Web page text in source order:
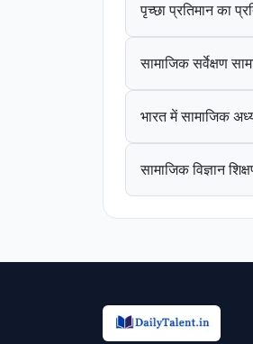
पृच्छा प्रतिमान का
सामाजिक सर्वेक्षण
भारत में सामाजिक
सामाजिक विज्ञान